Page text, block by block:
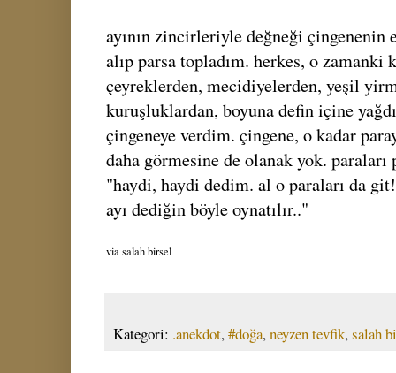
ayının zincirleriyle değneği
alıp parsa topladım. herkes, o zamanki
çeyreklerden, mecidiyelerden, yeşil
kuruşluklardan, boyuna defin içine
çingeneye verdim. çingene, o kadar
daha görmesine de olanak yok. paraları
"haydi, haydi dedim. al o paraları da
ayı dediğin böyle oynatılır.."
via salah birsel
Kategori: .anekdot,#doğa,neyzen tevfik,salah